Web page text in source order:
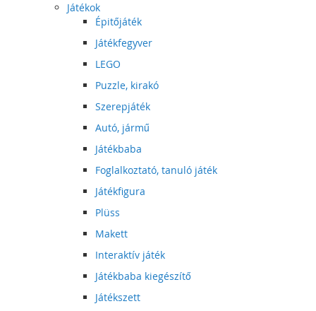
Játékok
Épitőjáték
Játékfegyver
LEGO
Puzzle, kirakó
Szerepjáték
Autó, jármű
Játékbaba
Foglalkoztató, tanuló játék
Játékfigura
Plüss
Makett
Interaktív játék
Játékbaba kiegészítő
Játékszett